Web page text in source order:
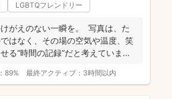
LGBTQフレンドリー
がえのない一瞬を。 写真は、た
はなく、その場の空気や温度、笑
る“時間の記録”だと考えていま
89% 最終アクティブ： 3時間以内